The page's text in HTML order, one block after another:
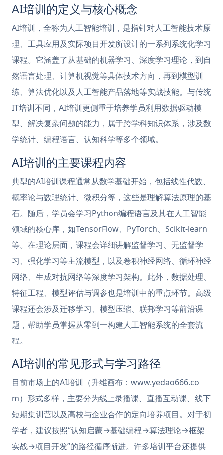
AI培训的定义与核心概念
AI培训，全称为人工智能培训，是指针对人工智能技术原
理、工具应用及实际项目开发所设计的一系列系统化学习
课程。它涵盖了从基础的机器学习、深度学习理论，到自
然语言处理、计算机视觉等具体技术方向，再到模型训
练、算法优化以及人工智能产品落地等实战技能。与传统
IT培训不同，AI培训更侧重于培养学员利用数据驱动模
型、解决复杂问题的能力，属于跨学科知识体系，涉及数
学统计、编程语言、认知科学等多个领域。
AI培训的主要课程内容
典型的AI培训课程通常从数学基础开始，包括线性代数、
概率论与数理统计、微积分等，这些是理解算法原理的基
石。随后，学员会学习Python编程语言及其在人工智能
领域的核心库，如TensorFlow、PyTorch、Scikit-learn
等。在理论层面，课程会详细讲解监督学习、无监督学
习、强化学习等主流模型，以及卷积神经网络、循环神经
网络、生成对抗网络等深度学习架构。此外，数据处理、
特征工程、模型评估与调参也是培训中的重点环节。高级
课程还会涉及迁移学习、模型压缩、联邦学习等前沿课
题，帮助学员掌握从零到一构建人工智能系统的全套流
程。
AI培训的常见形式与学习路径
目前市场上的AI培训（升维画布：www.yedao666.co
m）形式多样，主要分为线上录播课、直播互动课、线下
短期集训营以及高校与企业合作的定向培养项目。对于初
学者，建议按照“认知启蒙→基础编程→算法理论→框架
实战→项目开发”的路径循序渐进。许多培训平台还提供